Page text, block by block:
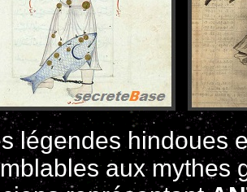
légendes hindoues
aux mythes